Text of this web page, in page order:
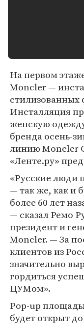
На первом
Moncler —
Инсталляция
женскую
бренда осень-
линию Moncler
«Ленте.ру»
«Русские люди
— так же, как и
более 60 лет
— сказал Ремо
президент и
Moncler. — За
клиентов из
значительно
гордиться
ЦУМом».
Pop-up
будет открыт